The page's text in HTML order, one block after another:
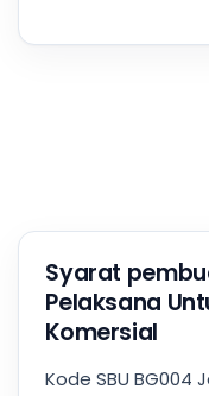
Syarat
Pelaksana
Komersial
Kode SBU BG004